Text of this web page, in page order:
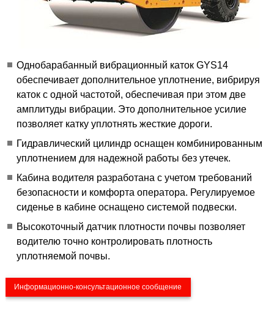
Однобарабанный вибрационный каток GYS14
обеспечивает дополнительное уплотнение, вибрируя
каток с одной частотой, обеспечивая при этом две
амплитуды вибрации. Это дополнительное усилие
позволяет катку уплотнять жесткие дороги.
Гидравлический цилиндр оснащен комбинированным
уплотнением для надежной работы без утечек.
Кабина водителя разработана с учетом требований
безопасности и комфорта оператора. Регулируемое
сиденье в кабине оснащено системой подвески.
Высокоточный датчик плотности почвы позволяет
водителю точно контролировать плотность
уплотняемой почвы.
Информационно-консультационное сообщение